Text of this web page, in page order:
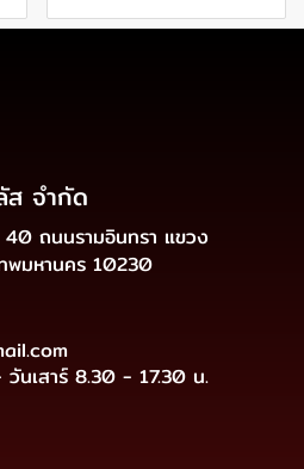
ส จำกัด
ถนนรามอินทรา แขวง
พมหานคร 10230
วันเสาร์ 8.30 - 17.30 น.